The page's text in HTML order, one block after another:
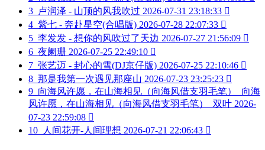
3 卢润泽 - 山顶的风我吹过 2026-07-31 23:18:33 
4 紫七 - 奔赴星空(合唱版) 2026-07-28 22:07:33 
5 李发发 - 想你的风吹过了天边 2026-07-27 21:56:09 
6 夜阑珊 2026-07-25 22:49:10 
7 张艺迈 - 封心的雪(DJ京仔版) 2026-07-25 22:10:46 
8 那是我第一次遇见那座山 2026-07-23 23:25:23 
9 向海风许愿，在山海相见（向海风借支羽毛笔）_向海
风许愿，在山海相见（向海风借支羽毛笔）_双叶 2026-
07-23 22:59:08 
10
人间花开-人间理想 2026-07-21 22:06:43 